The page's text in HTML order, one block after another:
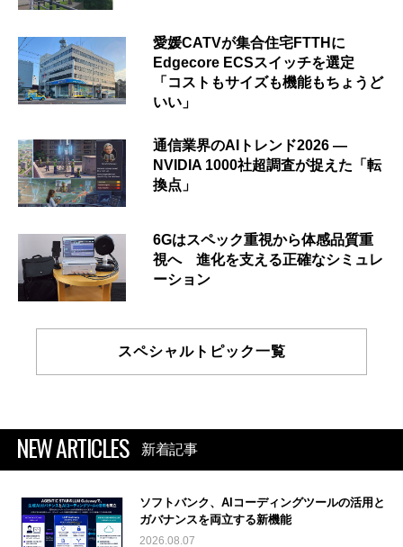
愛媛CATVが集合住宅FTTHに
Edgecore ECSスイッチを選定
「コストもサイズも機能もちょうど
いい」
通信業界のAIトレンド2026 ―
NVIDIA 1000社超調査が捉えた「転
換点」
6Gはスペック重視から体感品質重
視へ 進化を支える正確なシミュレ
ーション
スペシャルトピック一覧
NEW ARTICLES 新着記事
ソフトバンク、AIコーディングツールの活用と
ガバナンスを両立する新機能
2026.08.07